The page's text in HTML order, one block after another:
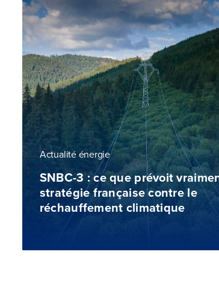
Actualité énergie
SNBC-3 : ce que prévoit
stratégie française contre le
réchauffement climatique